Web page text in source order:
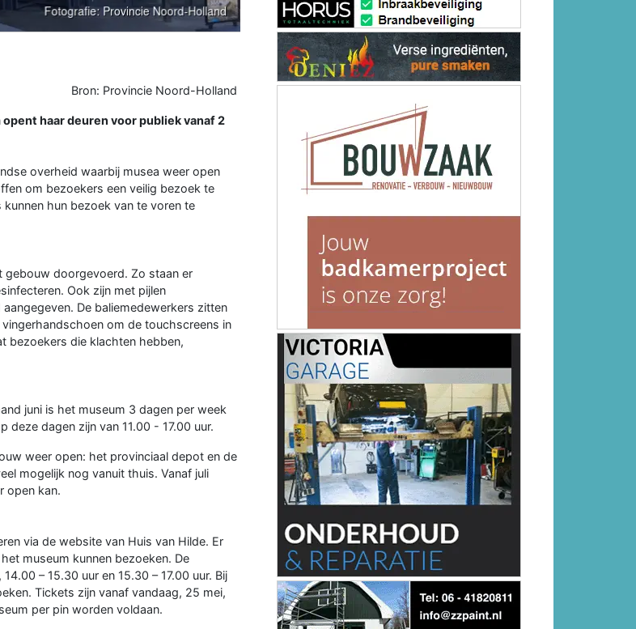
Bron: Provincie Noord-Holland
haar deuren voor publiek vanaf 2
overheid waarbij musea weer open
om bezoekers een veilig bezoek te
hun bezoek van te voren te
gebouw doorgevoerd. Zo staan er
Ook zijn met pijlen
De baliemedewerkers zitten
om de touchscreens in
bezoekers die klachten hebben,
juni is het museum 3 dagen per week
dagen zijn van 11.00 - 17.00 uur.
weer open: het provinciaal depot en de
mogelijk nog vanuit thuis. Vanaf juli
open kan.
via de website van Huis van Hilde. Er
museum kunnen bezoeken. De
– 15.30 uur en 15.30 – 17.00 uur. Bij
Tickets zijn vanaf vandaag, 25 mei,
per pin worden voldaan.